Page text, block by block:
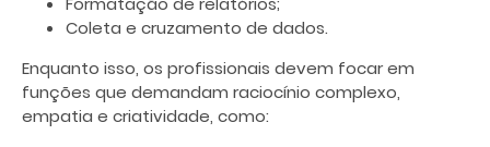
Coleta e cruzamento de dados.
Enquanto isso, os profissionais devem focar em
funções que demandam raciocínio complexo,
empatia e criatividade, como: